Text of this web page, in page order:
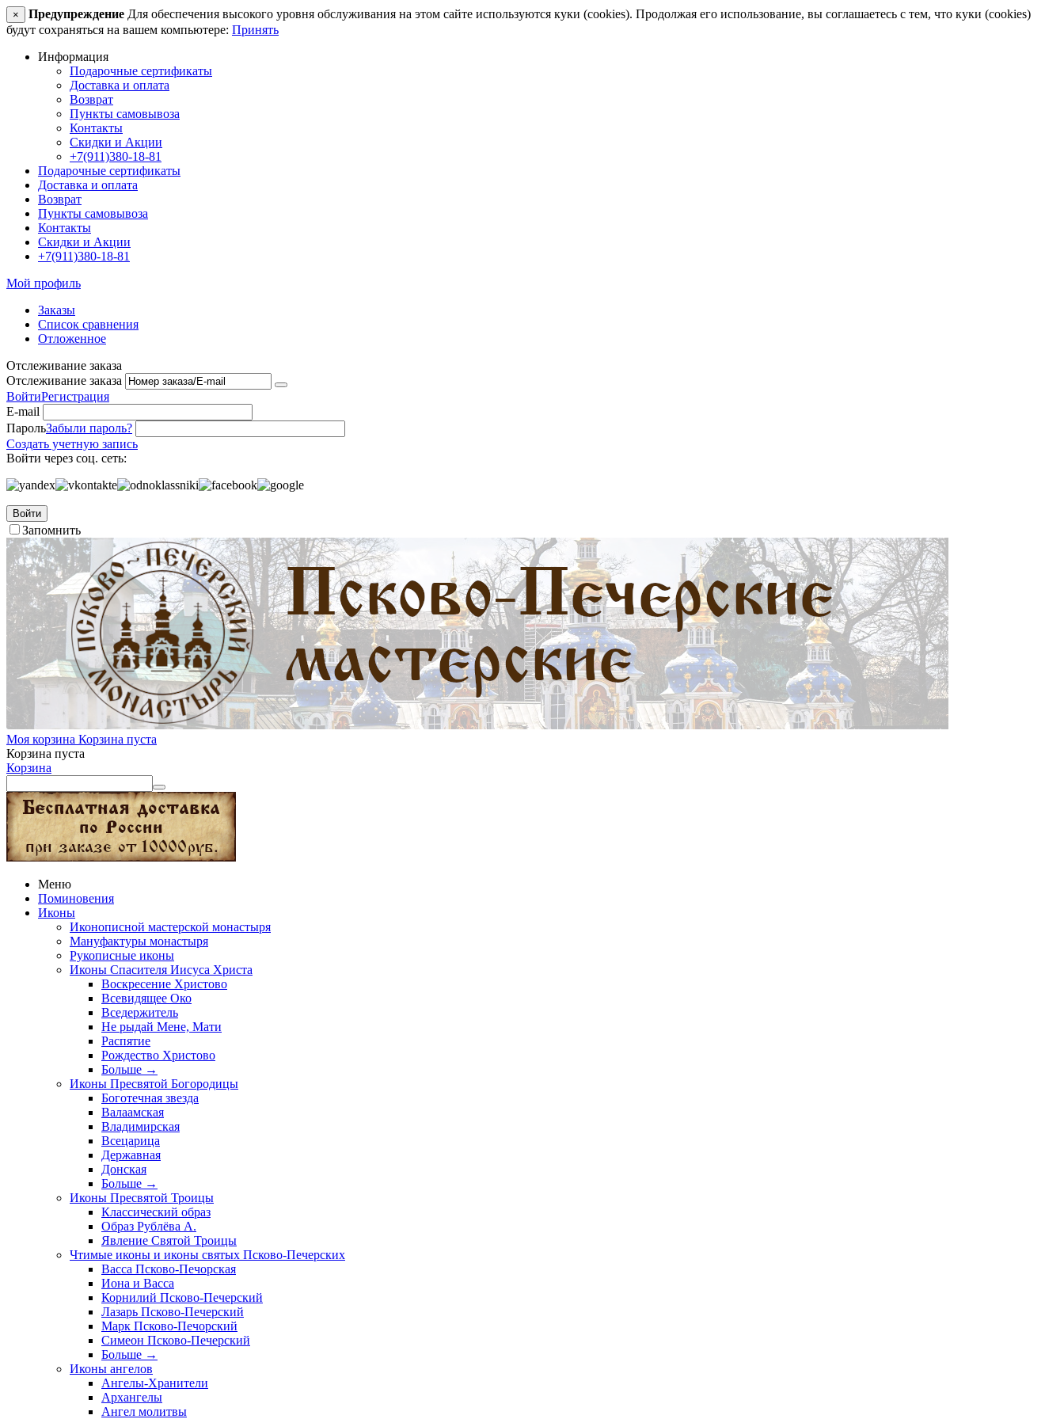
× Предупреждение Для обеспечения высокого уровня обслуживания на этом сайте используются куки (cookies). Продолжая его использование, вы соглашаетесь с тем, что куки (cookies)
будут сохраняться на вашем компьютере: Принять
Информация
Подарочные сертификаты
Доставка и оплата
Возврат
Пункты самовывоза
Контакты
Скидки и Акции
+7(911)380-18-81
Подарочные сертификаты
Доставка и оплата
Возврат
Пункты самовывоза
Контакты
Скидки и Акции
+7(911)380-18-81
Мой профиль
Заказы
Список сравнения
Отложенное
Отслеживание заказа
Отслеживание заказа
ВойтиРегистрация
E-mail
ПарольЗабыли пароль?
Создать учетную запись
Войти через соц. сеть:
Войти
Запомнить
Моя корзина Корзина пуста
Корзина пуста
Корзина
Меню
Поминовения
Иконы
Иконописной мастерской монастыря
Мануфактуры монастыря
Рукописные иконы
Иконы Спасителя Иисуса Христа
Воскресение Христово
Всевидящее Око
Вседержитель
Не рыдай Мене, Мати
Распятие
Рождество Христово
Больше →
Иконы Пресвятой Богородицы
Боготечная звезда
Валаамская
Владимирская
Всецарица
Державная
Донская
Больше →
Иконы Пресвятой Троицы
Классический образ
Образ Рублёва А.
Явление Святой Троицы
Чтимые иконы и иконы святых Псково-Печерских
Васса Псково-Печорская
Иона и Васса
Корнилий Псково-Печерский
Лазарь Псково-Печерский
Марк Псково-Печорский
Симеон Псково-Печерский
Больше →
Иконы ангелов
Ангелы-Хранители
Архангелы
Ангел молитвы